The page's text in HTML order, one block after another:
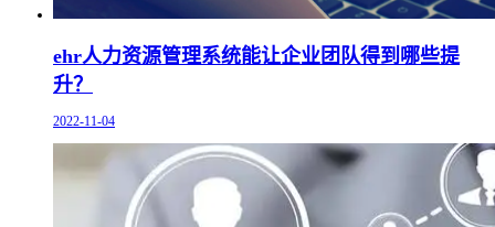
ehr人力资源管理系统能让企业团队得到哪些提
升？
2022-11-04